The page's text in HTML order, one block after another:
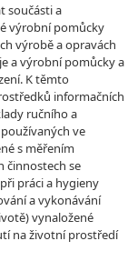
součásti a
výrobní pomůcky
výrobě a opravách
a výrobní pomůcky a
K těmto
informačních
ručního a
ve
s měřením
činnostech se
práci a hygieny
a vykonávání
vynaložené
na životní prostředí